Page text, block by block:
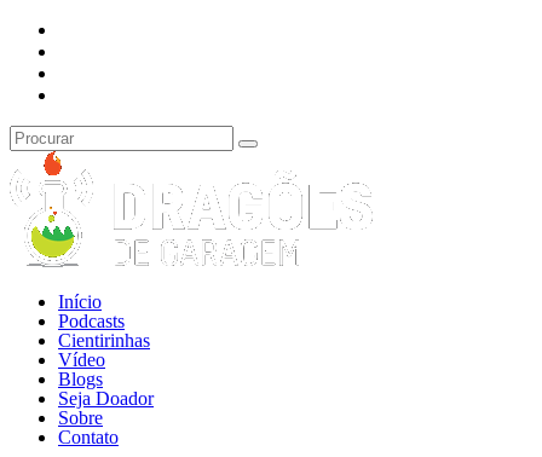
Início
Podcasts
Cientirinhas
Vídeo
Blogs
Seja Doador
Sobre
Contato